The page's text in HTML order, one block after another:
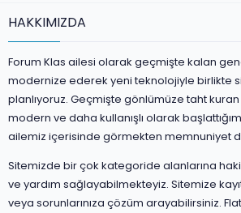
HAKKIMIZDA
Forum Klas ailesi olarak geçmişte kalan
modernize ederek yeni teknolojiyle birlikte
planlıyoruz. Geçmişte gönlümüze taht
modern ve daha kullanışlı olarak
ailemiz içerisinde görmekten memnuniyet
Sitemizde bir çok kategoride alanlarına
ve yardım sağlayabilmekteyiz. Sitemize
veya sorunlarınıza çözüm arayabilirsiniz.